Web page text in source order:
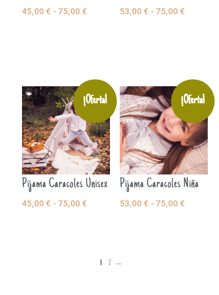
45,00€ - 75,00€ 53,00€ - 75,00€
¡Oferta!
Pijama Caracoles Unisex
45,00€ - 75,00€
¡Oferta!
Pijama Caracoles Niña
53,00€ - 75,00€
1 2 →